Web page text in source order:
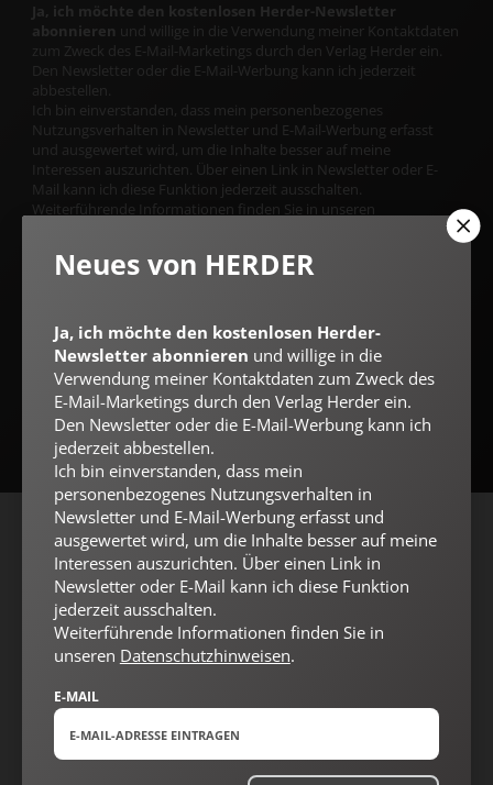
Ja, ich möchte den kostenlosen Herder-Newsletter
abonnieren und willige in die Verwendung meiner Kontaktdaten
zum Zweck des E-Mail-Marketings durch den Verlag Herder ein.
Den Newsletter oder die E-Mail-Werbung kann ich jederzeit
abbestellen.
Ich bin einverstanden, dass mein personenbezogenes
Nutzungsverhalten in Newsletter und E-Mail-Werbung erfasst
und ausgewertet wird, um die Inhalte besser auf meine
Interessen auszurichten. Über einen Link in Newsletter oder E-
Mail kann ich diese Funktion jederzeit ausschalten.
Weiterführende Informationen finden Sie in unseren
E-MAIL
Jetzt anmelden
AGB und Widerrufsbelehrung Datenschutz Barrierefreiheit
Impressum
Vertrag widerrufen Abo online kündigen
Neues von HERDER
Ja, ich möchte den kostenlosen Herder-
Newsletter abonnieren und willige in die
Verwendung meiner Kontaktdaten zum Zweck des
E-Mail-Marketings durch den Verlag Herder ein.
Den Newsletter oder die E-Mail-Werbung kann ich
jederzeit abbestellen.
Ich bin einverstanden, dass mein
personenbezogenes Nutzungsverhalten in
Newsletter und E-Mail-Werbung erfasst und
ausgewertet wird, um die Inhalte besser auf meine
Interessen auszurichten. Über einen Link in
Newsletter oder E-Mail kann ich diese Funktion
jederzeit ausschalten.
Weiterführende Informationen finden Sie in
unseren Datenschutzhinweisen.
E-MAIL